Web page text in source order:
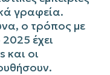
γραφεία.
ο τρόπος με
έχει
και οι